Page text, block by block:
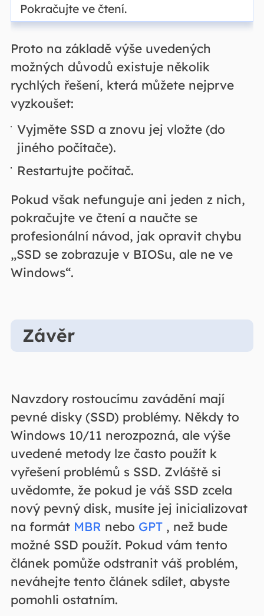
Pokračujte ve čtení.
Proto na základě výše uvedených
možných důvodů existuje několik
rychlých řešení, která můžete nejprve
vyzkoušet:
Vyjměte SSD a znovu jej vložte (do
jiného počítače).
Restartujte počítač.
Pokud však nefunguje ani jeden z nich,
pokračujte ve čtení a naučte se
profesionální návod, jak opravit chybu
„SSD se zobrazuje v BIOSu, ale ne ve
Windows“.
Závěr
Navzdory rostoucímu zavádění mají
pevné disky (SSD) problémy. Někdy to
Windows 10/11 nerozpozná, ale výše
uvedené metody lze často použít k
vyřešení problémů s SSD. Zvláště si
uvědomte, že pokud je váš SSD zcela
nový pevný disk, musíte jej inicializovat
na formát MBR nebo GPT, než bude
možné SSD použít. Pokud vám tento
článek pomůže odstranit váš problém,
neváhejte tento článek sdílet, abyste
pomohli ostatním.